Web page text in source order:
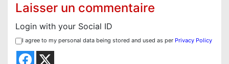
Laisser un commentaire
Login with your Social ID
I agree to my personal data being stored and used as per Privacy Policy